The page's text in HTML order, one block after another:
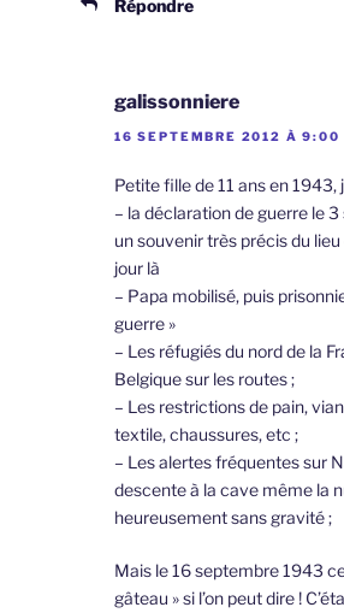
Répondre
galissonniere
16 SEPTEMBRE 2012 À 9:00
Petite fille de 11 ans en 1943,
– la déclaration de guerre le
un souvenir très précis du
jour là
– Papa mobilisé, puis
guerre »
– Les réfugiés du nord de la
Belgique sur les routes ;
– Les restrictions de pain,
textile, chaussures, etc ;
– Les alertes fréquentes sur
descente à la cave même la
heureusement sans gravité ;
Mais le 16 septembre 1943
gâteau » si l’on peut dire !